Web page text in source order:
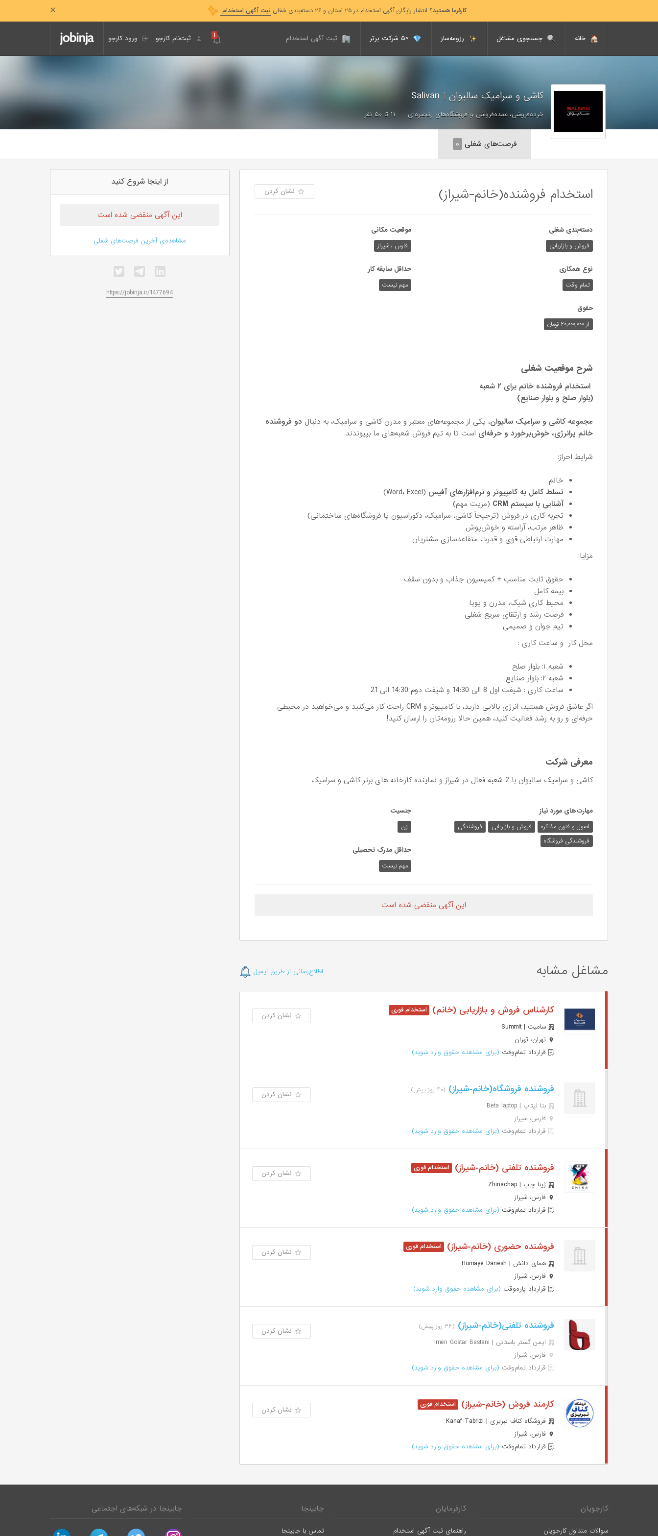
کارفرما هستید؟ انتشار رایگان آگهی استخدام در ۲۵ استان و ۲۶ دسته‌بندی شغلی ثبت آگهی استخدام
خانه جستجوی مشاغل رزومه‌ساز ثبت آگهی استخدام ورود کارجو ثبت‌نام کارجو ۱
کاشی و سرامیک سالیوان |
خرده‌فروشی، عمده‌فروشی و فروشگاه‌های زنجیره‌ای ۱۱ تا ۵۰ نفر
فرصت‌های شغلی ۰
استخدام فروشنده(خانم-شیراز) نشان کردن
دسته‌بندی شغلی
فروش و بازاریابی
موقعیت مکانی
فارس ، شیراز
نوع همکاری
تمام وقت
حداقل سابقه کار
مهم نیست
حقوق
از ۲۰,۰۰۰,۰۰۰ تومان
شرح موقعیت شغلی
استخدام فروشنده خانم برای ۲ شعبه
(بلوار صلح و بلوار صنایع)
مجموعه کاشی و سرامیک سالیوان، یکی از مجموعه‌های معتبر و مدرن کاشی و سرامیک، به دنبال دو فروشنده
خانم پرانرژی، خوش‌برخورد و حرفه‌ای است تا به تیم فروش شعبه‌های ما بپیوندند.
شرایط احراز:
خانم
تسلط کامل به کامپیوتر و نرم‌افزارهای آفیس (Word، Excel)
آشنایی با سیستم CRM
(مزیت مهم)
تجربه کاری در فروش (ترجیحاً کاشی، سرامیک، دکوراسیون یا فروشگاه‌های ساختمانی)
ظاهر مرتب، آراسته و خوش‌پوش
مهارت ارتباطی قوی و قدرت متقاعدسازی مشتریان
مزایا:
حقوق ثابت مناسب + کمیسیون جذاب و بدون سقف
بیمه کامل
محیط کاری شیک، مدرن و پویا
فرصت رشد و ارتقای سریع شغلی
تیم جوان و صمیمی
محل کار و ساعت کاری :
شعبه ۱: بلوار صلح
شعبه ۲: بلوار صنایع
ساعت کاری : شیفت اول 8 الی 14:30 و شیفت دوم 14:30 الی 21
اگر عاشق فروش هستید، انرژی بالایی دارید، با کامپیوتر و CRM راحت کار می‌کنید و می‌خواهید در محیطی
حرفه‌ای و رو به رشد فعالیت کنید، همین حالا رزومه‌تان را ارسال کنید!
معرفی شرکت
کاشی و سرامیک سالیوان با 2 شعبه فعال در شیراز و نماینده کارخانه های برتر کاشی و سرامیک
مهارت‌های مورد نیاز
اصول و فنون مذاکره فروش و بازاریابی
فروشندگی
فروشندگی فروشگاه
جنسیت
زن
حداقل مدرک تحصیلی
مهم نیست
این آگهی منقضی شده است
مشاغل مشابه اطلاع‌رسانی از طریق ایمیل
کارشناس فروش و بازاریابی (خانم)
سامیت | Summit
تهران، تهران
قرارداد تمام‌وقت (برای مشاهده حقوق وارد شوید)
نشان کردن
فروشنده فروشگاه(خانم-شیراز) (۴۰ روز پیش)
بتا لپتاپ | Beta laptop
فارس، شیراز
قرارداد تمام‌وقت (برای مشاهده حقوق وارد شوید)
نشان کردن
فروشنده تلفنی (خانم-شیراز)
ژینا چاپ | Zhinachap
فارس، شیراز
قرارداد تمام‌وقت (برای مشاهده حقوق وارد شوید)
نشان کردن
فروشنده حضوری (خانم-شیراز)
همای دانش | Homaye Danesh
فارس، شیراز
قرارداد پاره‌وقت (برای مشاهده حقوق وارد شوید)
نشان کردن
فروشنده تلفنی(خانم-شیراز) (۳۴ روز پیش)
ایمن گستر باستانی | Imen Gostar Bastani
فارس، شیراز
قرارداد تمام‌وقت (برای مشاهده حقوق وارد شوید)
نشان کردن
کارمند فروش (خانم-شیراز)
فروشگاه کناف تبریزی | Kanaf Tabrizi
فارس، شیراز
قرارداد تمام‌وقت (برای مشاهده حقوق وارد شوید)
نشان کردن
از اینجا شروع کنید
این آگهی منقضی شده است
مشاهده‌ی آخرین فرصت‌های شغلی
https://jobinja.ir/1477694
کارجویان
سوالات متداول کارجویان
کارفرمایان
راهنمای ثبت آگهی استخدام
جابینجا
تماس با جابینجا
جابینجا در شبکه‌های اجتماعی